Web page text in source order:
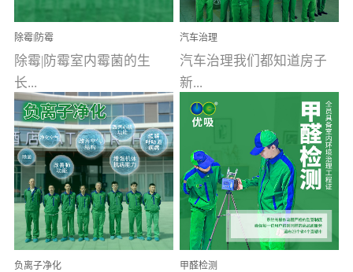
首的室内...
液来说，无...
除霉|防霉
除霉|防霉室内霉菌的生
长...
受温度、湿度、基质养
分、通风四个条件影响，
温暖潮湿、营养物质多、
通风缓慢的空间最易滋生
大量霉菌的...
汽车治理
汽车治理我们都知道房子
新...
装修完会有甲醛，其实汽
车的甲醛超标问题更为严
重。汽车的空间范围小，
配件、皮具、装饰多，这
些都是汽...
负离子净化 甲醛检测